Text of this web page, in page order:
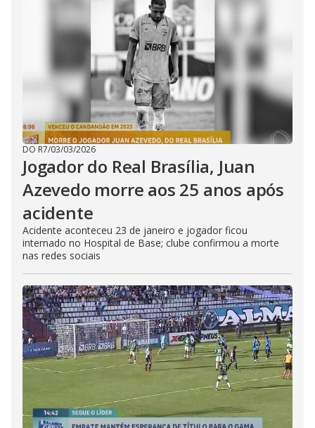
DO R7/03/03/2026
Jogador do Real Brasília, Juan
Azevedo morre aos 25 anos após
acidente
Acidente aconteceu 23 de janeiro e jogador ficou
internado no Hospital de Base; clube confirmou a morte
nas redes sociais